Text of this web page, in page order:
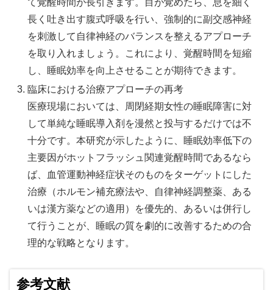
て覚醒時間が長引きます。目が覚めたら、息を細く
長く吐き出す腹式呼吸を行い、強制的に副交感神経
を刺激して自律神経のバランスを整えるアプローチ
を取り入れましょう。これにより、覚醒時間を短縮
し、睡眠効率を向上させることが期待できます。
臨床における治療アプローチの再考
医療現場においては、周閉経期女性の睡眠障害に対
して単純な睡眠導入剤を漫然と投与するだけでは不
十分です。本研究が示したように、睡眠効率低下の
主要因がホットフラッシュ関連覚醒時間であるなら
ば、血管運動神経症状そのものをターゲットにした
治療（ホルモン補充療法や、自律神経調整薬、ある
いは漢方薬などの適用）を優先的、あるいは併行し
て行うことが、睡眠の質を劇的に改善するための合
理的な戦略となります。
参考文献